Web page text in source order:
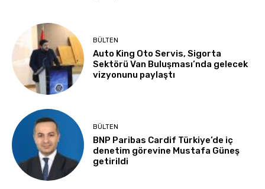
BÜLTEN
Auto King Oto Servis, Sigorta
Sektörü Van Buluşması’nda gelecek
vizyonunu paylaştı
BÜLTEN
BNP Paribas Cardif Türkiye’de iç
denetim görevine Mustafa Güneş
getirildi